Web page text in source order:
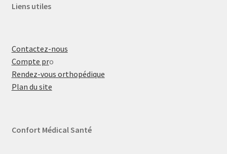
Liens utiles
Contactez-nous
Compte pro
Rendez-vous orthopédique
Plan du site
Confort Médical Santé